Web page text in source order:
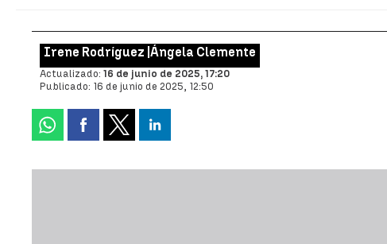
Irene Rodríguez | Ángela Clemente
Actualizado: 16 de junio de 2025, 17:20
Publicado: 16 de junio de 2025, 12:50